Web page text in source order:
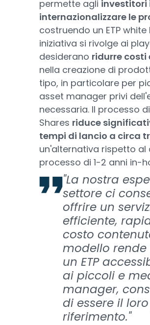
permette agli investitori
internazionalizzare le
costruendo un ETP white
iniziativa si rivolge ai
desiderano ridurre costi
nella creazione di
tipo, in particolare per
asset manager privi
necessaria. Il processo
Shares riduce
tempi di lancio a circa
un'alternativa rispetto al
processo di 1-2 anni in-
"La nostra
settore ci
offrire un
efficiente,
costo
modello
un ETP
ai piccoli e
manager,
di essere il
riferimento."